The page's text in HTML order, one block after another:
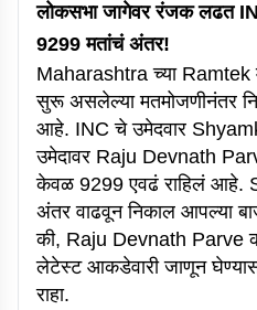
लोकसभा जागेवर रंजक लढत
9299 मतांचं अंतर!
Maharashtra च्या Ramtek
सुरू असलेल्या मतमोजणीनंतर
आहे. INC चे उमेदवार
उमेदावर Raju Devnath
केवळ 9299 एवढं राहिलं आहे.
अंतर वाढवून निकाल आपल्या
की, Raju Devnath Parve
लेटेस्ट आकडेवारी जाणून
राहा.